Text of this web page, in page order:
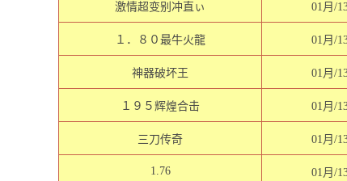
激情超变别冲直ぃ 01月/
１．８０最牛火龍 01月/
神器破坏王 01月/
１９５辉煌合击 01月/
三刀传奇 01月/
1.76 01月/